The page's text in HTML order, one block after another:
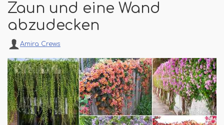
Zaun und eine Wand
abzudecken
Amira Crews